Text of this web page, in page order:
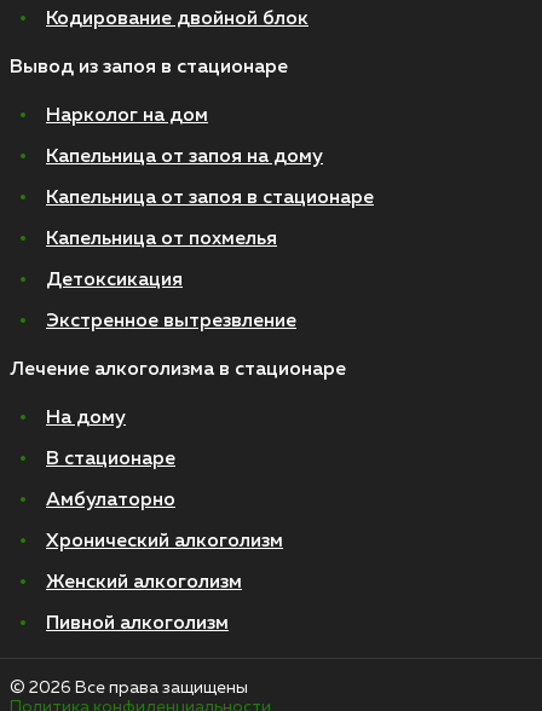
Кодирование двойной блок
Вывод из запоя в стационаре
Нарколог на дом
Капельница от запоя на дому
Капельница от запоя в стационаре
Капельница от похмелья
Детоксикация
Экстренное вытрезвление
Лечение алкоголизма в стационаре
На дому
В стационаре
Амбулаторно
Хронический алкоголизм
Женский алкоголизм
Пивной алкоголизм
© 2026 Все права защищены
Политика конфиденциальности